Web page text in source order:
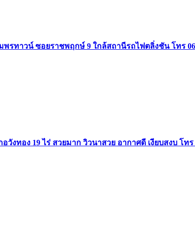
รทาวน์ ซอยราชพฤกษ์ 9 ใกล้สถานีรถไฟตลิ่งชัน โทร
งทอง 19 ไร่ สวยมาก วิวนาสวย อากาศดี เงียบสงบ โทร